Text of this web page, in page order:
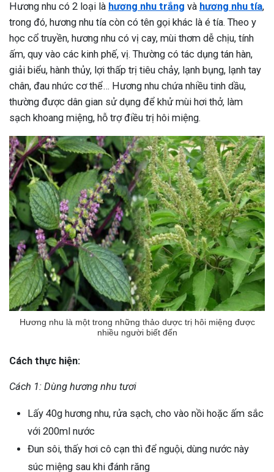
Hương nhu có 2 loại là hương nhu trắng và hương nhu tía,
trong đó, hương nhu tía còn có tên gọi khác là é tía. Theo y
học cổ truyền, hương nhu có vị cay, mùi thơm dễ chịu, tính
ấm, quy vào các kinh phế, vị. Thường có tác dụng tán hàn,
giải biểu, hành thủy, lợi thấp trị tiêu chảy, lạnh bụng, lạnh tay
chân, đau nhức cơ thể… Hương nhu chứa nhiều tinh dầu,
thường được dân gian sử dụng để khử mùi hơi thở, làm
sạch khoang miệng, hỗ trợ điều trị hôi miệng.
Hương nhu là một trong những thảo dược trị hôi miệng được
nhiều người biết đến
Cách thực hiện:
Cách 1: Dùng hương nhu tươi
Lấy 40g hương nhu, rửa sạch, cho vào nồi hoặc ấm sắc
với 200ml nước
Đun sôi, thấy hơi cô cạn thì để nguội, dùng nước này
súc miệng sau khi đánh răng